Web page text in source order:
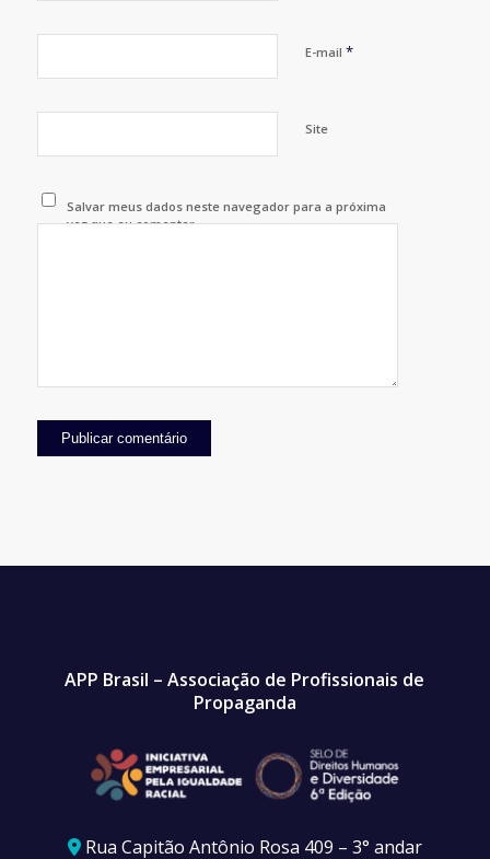
E-mail *
Site
Salvar meus dados neste navegador para a próxima
vez que eu comentar.
APP Brasil – Associação de Profissionais de
Propaganda
Rua Capitão Antônio Rosa 409 – 3° andar